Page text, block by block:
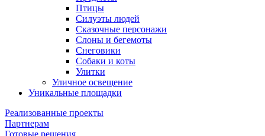
Птицы
Силуэты людей
Сказочные персонажи
Слоны и бегемоты
Снеговики
Собаки и коты
Улитки
Уличное освещение
Уникальные площадки
Реализованные проекты
Партнерам
Готовые решения